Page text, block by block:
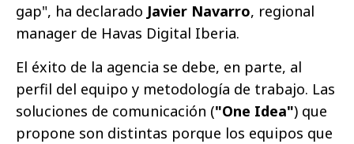
gap", ha declarado Javier Navarro, regional
manager de Havas Digital Iberia.
El éxito de la agencia se debe, en parte, al
perfil del equipo y metodología de trabajo. Las
soluciones de comunicación ("One Idea") que
propone son distintas porque los equipos que